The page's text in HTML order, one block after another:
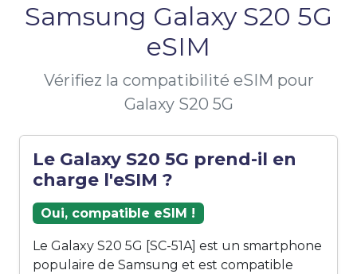
Samsung Galaxy S20 5G
eSIM
Vérifiez la compatibilité eSIM pour
Galaxy S20 5G
Le Galaxy S20 5G prend-il en
charge l'eSIM ?
Oui, compatible eSIM !
Le Galaxy S20 5G [SC-51A] est un smartphone
populaire de Samsung et est compatible